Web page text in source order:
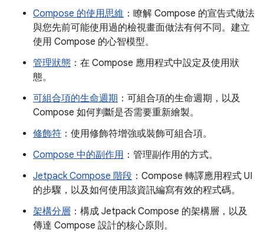
Compose 的使用思維 ：瞭解 Compose 的宣告式做法
與您先前可能使用過的檢視畫面做法有何不同。建立
使用 Compose 的心智模型。
管理狀態 ：在 Compose 應用程式中設定及使用狀
態。
可組合項的生命週期 ：可組合項的生命週期，以及
Compose 如何判斷是否需要重新繪製。
修飾符 ：使用修飾符增強或裝飾可組合項。
Compose 中的副作用 ：管理副作用的方式。
Jetpack Compose 階段 ：Compose 轉譯應用程式 UI
的步驟，以及如何使用該資訊編寫有效的程式碼。
架構分層 ：構成 Jetpack Compose 的架構層，以及
傳達 Compose 設計的核心原則。